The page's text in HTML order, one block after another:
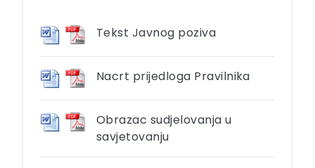
Tekst Javnog poziva
Nacrt prijedloga Pravilnika
Obrazac sudjelovanja u
savjetovanju